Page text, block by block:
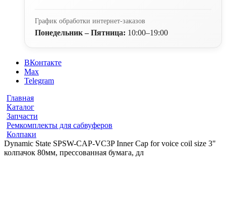
График обработки интернет-заказов
Понедельник – Пятница: 10:00–19:00
ВКонтакте
Max
Telegram
Главная
Каталог
Запчасти
Ремкомплекты для сабвуферов
Колпаки
Dynamic State SPSW-CAP-VC3P Inner Cap for voice coil size 3"
колпачок 80мм, прессованная бумага, дл